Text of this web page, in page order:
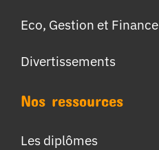
Eco, Gestion et Finance
Divertissements
Nos ressources
Les diplômes